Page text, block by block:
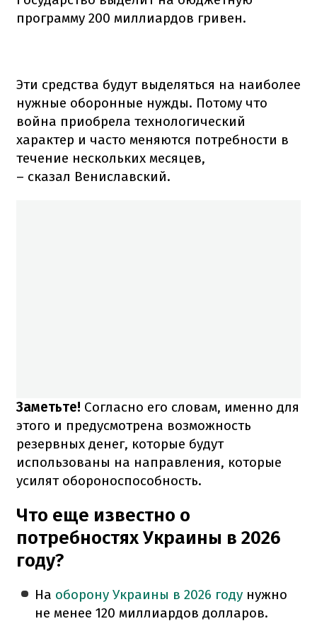
программу 200 миллиардов гривен.
Эти средства будут выделяться на наиболее
нужные оборонные нужды. Потому что
война приобрела технологический
характер и часто меняются потребности в
течение нескольких месяцев,
– сказал Вениславский.
Заметьте! Согласно его словам, именно для
этого и предусмотрена возможность
резервных денег, которые будут
использованы на направления, которые
усилят обороноспособность.
Что еще известно о
потребностях Украины в 2026
году?
На оборону Украины в 2026 году нужно
не менее 120 миллиардов долларов.